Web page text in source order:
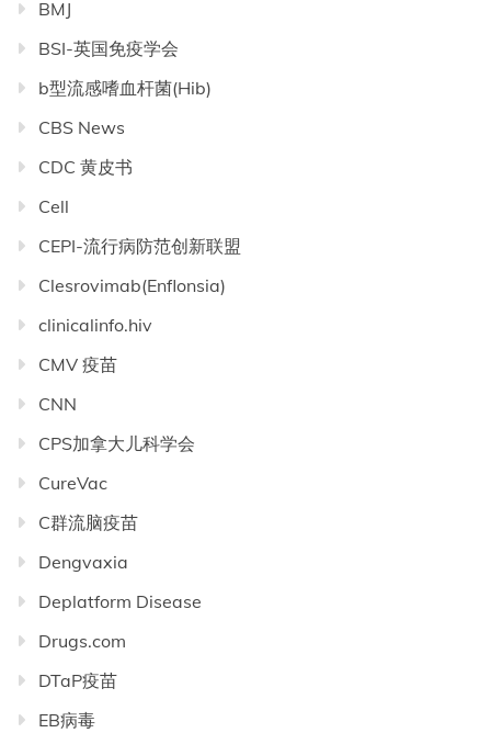
BMJ
BSI-英国免疫学会
b型流感嗜血杆菌(Hib)
CBS News
CDC 黄皮书
Cell
CEPI-流行病防范创新联盟
Clesrovimab(Enflonsia)
clinicalinfo.hiv
CMV 疫苗
CNN
CPS加拿大儿科学会
CureVac
C群流脑疫苗
Dengvaxia
Deplatform Disease
Drugs.com
DTaP疫苗
EB病毒